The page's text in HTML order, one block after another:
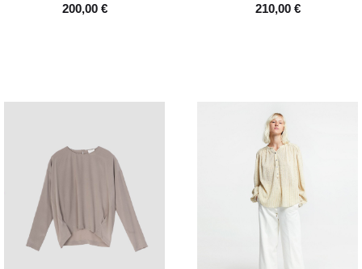
200,00 € 210,00 €